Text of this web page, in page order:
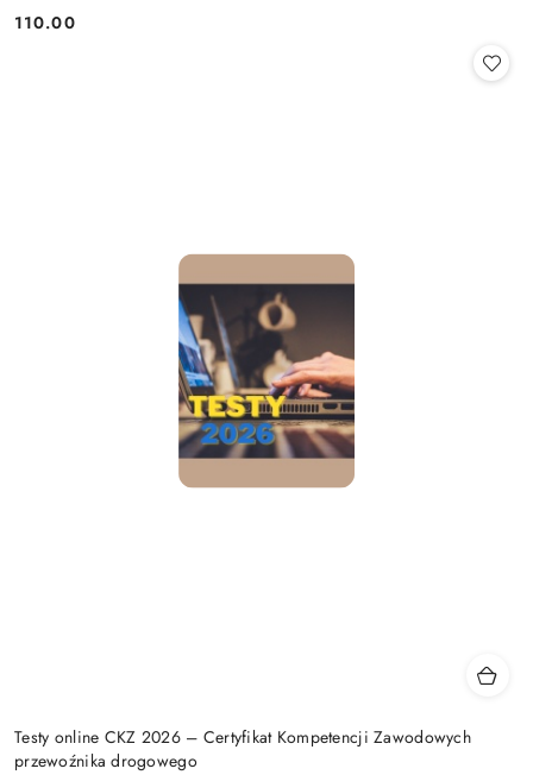
Cena:
110.00
Testy online CKZ 2026 – Certyfikat Kompetencji Zawodowych
przewoźnika drogowego